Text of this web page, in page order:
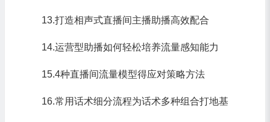
13.打造相声式直播间主播助播高效配合
14.运营型助播如何轻松培养流量感知能力
15.4种直播间流量模型得应对策略方法
16.常用话术细分流程为话术多种组合打地基